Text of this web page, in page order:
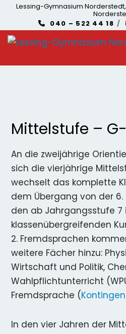
Lessing-Gymnasium
040 – 522 44 18
Mittelstufe –
An die zweijährige
sich die vierjährige
wechselt das komplette
dem Übergang von der 6.
den ab Jahrgangsstufe 7
klassenübergreifenden
2. Fremdsprachen
weitere Fächer hinzu:
Wirtschaft und Politik,
Wahlpflichtunterricht
Fremdsprache (
In den vier Jahren der